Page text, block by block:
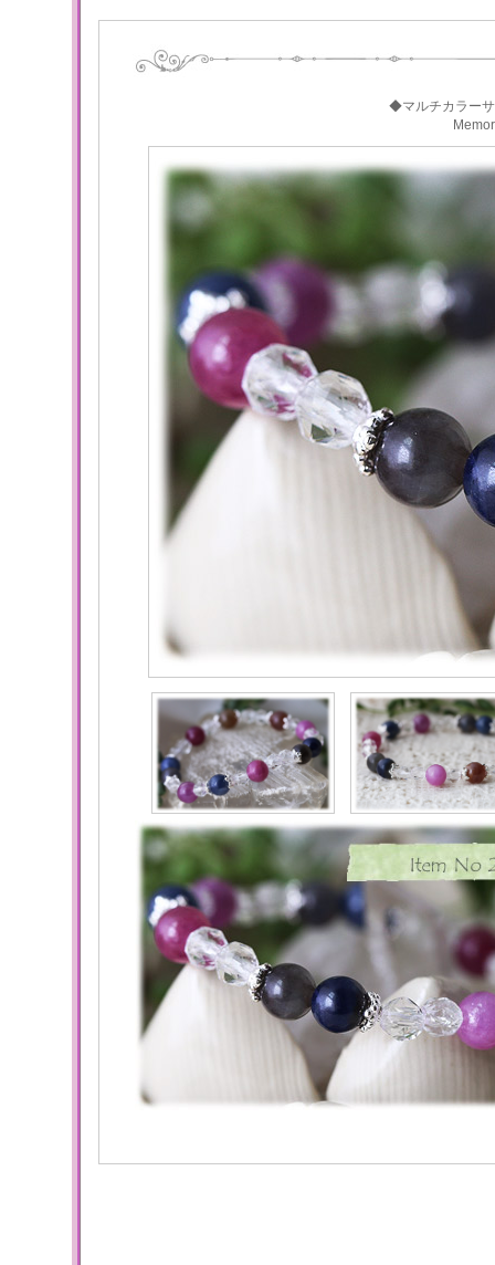
◆マルチカラー